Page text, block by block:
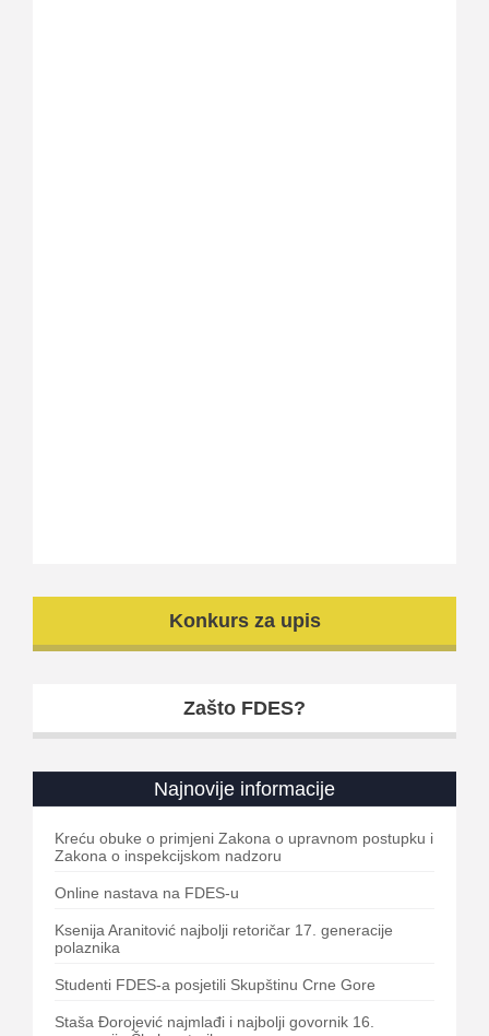
Konkurs za upis
Zašto FDES?
Najnovije informacije
Kreću obuke o primjeni Zakona o upravnom postupku i
Zakona o inspekcijskom nadzoru
Online nastava na FDES-u
Ksenija Aranitović najbolji retoričar 17. generacije
polaznika
Studenti FDES-a posjetili Skupštinu Crne Gore
Staša Đorojević najmlađi i najbolji govornik 16.